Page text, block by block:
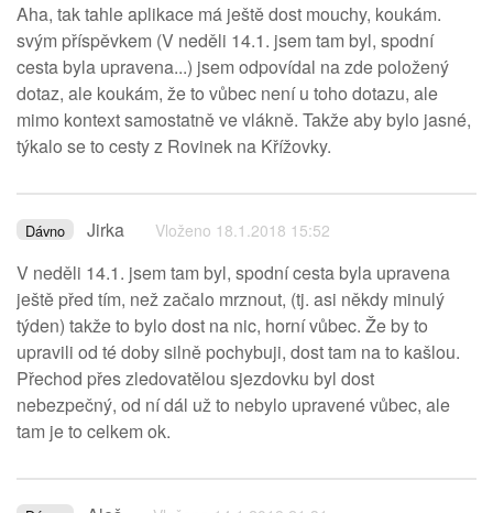
Aha, tak tahle aplikace má ještě dost mouchy, koukám.
svým příspěvkem (V neděli 14.1. jsem tam byl, spodní
cesta byla upravena...) jsem odpovídal na zde položený
dotaz, ale koukám, že to vůbec není u toho dotazu, ale
mimo kontext samostatně ve vlákně. Takže aby bylo jasné,
týkalo se to cesty z Rovinek na Křížovky.
Dávno Jirka Vloženo 18.1.2018 15:52
V neděli 14.1. jsem tam byl, spodní cesta byla upravena
ještě před tím, než začalo mrznout, (tj. asi někdy minulý
týden) takže to bylo dost na nic, horní vůbec. Že by to
upravili od té doby silně pochybuji, dost tam na to kašlou.
Přechod přes zledovatělou sjezdovku byl dost
nebezpečný, od ní dál už to nebylo upravené vůbec, ale
tam je to celkem ok.